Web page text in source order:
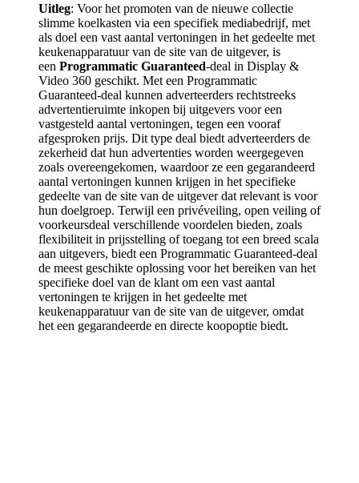
Uitleg: Voor het promoten van de nieuwe collectie
slimme koelkasten via een specifiek mediabedrijf, met
als doel een vast aantal vertoningen in het gedeelte met
keukenapparatuur van de site van de uitgever, is
een Programmatic Guaranteed-deal in Display &
Video 360 geschikt. Met een Programmatic
Guaranteed-deal kunnen adverteerders rechtstreeks
advertentieruimte inkopen bij uitgevers voor een
vastgesteld aantal vertoningen, tegen een vooraf
afgesproken prijs. Dit type deal biedt adverteerders de
zekerheid dat hun advertenties worden weergegeven
zoals overeengekomen, waardoor ze een gegarandeerd
aantal vertoningen kunnen krijgen in het specifieke
gedeelte van de site van de uitgever dat relevant is voor
hun doelgroep. Terwijl een privéveiling, open veiling of
voorkeursdeal verschillende voordelen bieden, zoals
flexibiliteit in prijsstelling of toegang tot een breed scala
aan uitgevers, biedt een Programmatic Guaranteed-deal
de meest geschikte oplossing voor het bereiken van het
specifieke doel van de klant om een vast aantal
vertoningen te krijgen in het gedeelte met
keukenapparatuur van de site van de uitgever, omdat
het een gegarandeerde en directe koopoptie biedt.